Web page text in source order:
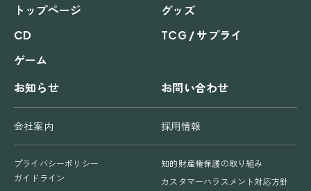
トップページ
グッズ
CD
TCG / サプライ
ゲーム
お知らせ
お問い合わせ
会社案内 採用情報
プライバシーポリシー
知的財産権保護の取り組み
ガイドライン
カスタマーハラスメント対応方針